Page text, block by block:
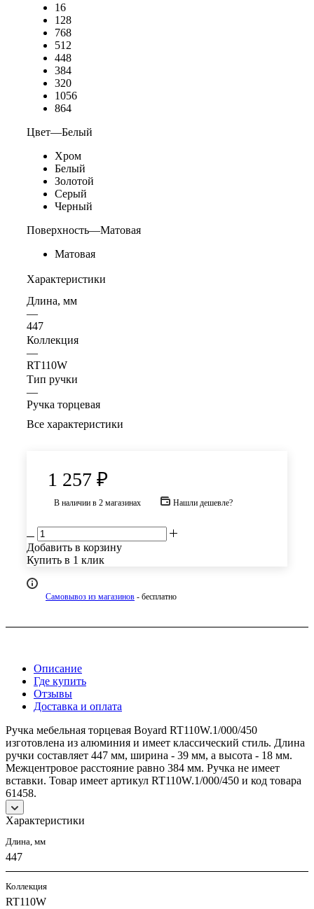
16
128
768
512
448
384
320
1056
864
Цвет—Белый
Хром
Белый
Золотой
Серый
Черный
Поверхность—Матовая
Матовая
Характеристики
Длина, мм
—
447
Коллекция
—
RT110W
Тип ручки
—
Ручка торцевая
Все характеристики
1 257 ₽
В наличии в 2 магазинах Нашли дешевле?
Добавить в корзину
Купить в 1 клик
Самовывоз из магазинов - бесплатно
Описание
Где купить
Отзывы
Доставка и оплата
Ручка мебельная торцевая Boyard RT110W.1/000/450
изготовлена из алюминия и имеет классический стиль. Длина
ручки составляет 447 мм, ширина - 39 мм, а высота - 18 мм.
Межцентровое расстояние равно 384 мм. Ручка не имеет
вставки. Товар имеет артикул RT110W.1/000/450 и код товара
61458.
Характеристики
Длина, мм
447
Коллекция
RT110W